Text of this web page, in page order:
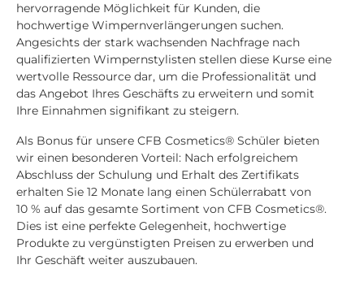
hervorragende Möglichkeit für Kunden, die
hochwertige Wimpernverlängerungen suchen.
Angesichts der stark wachsenden Nachfrage nach
qualifizierten Wimpernstylisten stellen diese Kurse eine
wertvolle Ressource dar, um die Professionalität und
das Angebot Ihres Geschäfts zu erweitern und somit
Ihre Einnahmen signifikant zu steigern.
Als Bonus für unsere CFB Cosmetics® Schüler bieten
wir einen besonderen Vorteil: Nach erfolgreichem
Abschluss der Schulung und Erhalt des Zertifikats
erhalten Sie 12 Monate lang einen Schülerrabatt von
10 % auf das gesamte Sortiment von CFB Cosmetics®.
Dies ist eine perfekte Gelegenheit, hochwertige
Produkte zu vergünstigten Preisen zu erwerben und
Ihr Geschäft weiter auszubauen.